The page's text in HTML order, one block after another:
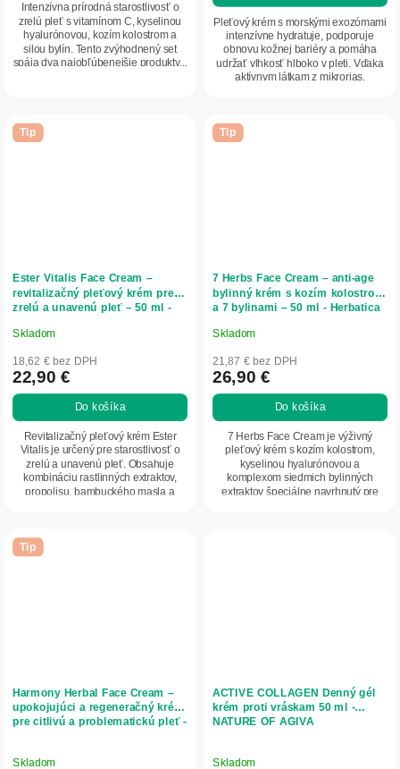
5
hviezdičiek.
Intenzívna prírodná starostlivosť o
zrelú pleť s vitamínom C, kyselinou
hyalurónovou, kozím kolostrom a
silou bylín. Tento zvýhodnený set
spája dva najobľúbenejšie produkty...
Pleťový krém s morskými exozómami
intenzívne hydratuje, podporuje
obnovu kožnej bariéry a pomáha
udržať vlhkosť hlboko v pleti. Vďaka
aktívnym látkam z mikrorias,
Tip
Ester Vitalis Face Cream –
revitalizačný pleťový krém pre
zrelú a unavenú pleť – 50 ml -
Priemerné
hodnotenie
produktu
je
5,0
hviezdičiek.
Skladom
18,62 € bez DPH
22,90 €
Do košíka
Revitalizačný pleťový krém Ester
Vitalis je určený pre starostlivosť o
zrelú a unavenú pleť. Obsahuje
kombináciu rastlinných extraktov,
propolisu, bambuckého masla a
Tip
7 Herbs Face Cream – anti-age
bylinný krém s kozím kolostrom
a 7 bylinami – 50 ml - Herbatica
Priemerné
hodnotenie
produktu
je
5,0
hviezdičiek.
Skladom
21,87 € bez DPH
26,90 €
Do košíka
7 Herbs Face Cream je výživný
pleťový krém s kozím kolostrom,
kyselinou hyalurónovou a
komplexom siedmich bylinných
extraktov špeciálne navrhnutý pre
Tip
Harmony Herbal Face Cream –
upokojujúci a regeneračný krém
pre citlivú a problematickú pleť -
Skladom
ACTIVE COLLAGEN Denný gél
krém proti vráskam 50 ml -
NATURE OF AGIVA
Skladom